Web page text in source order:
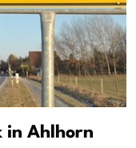
in Ahlhorn